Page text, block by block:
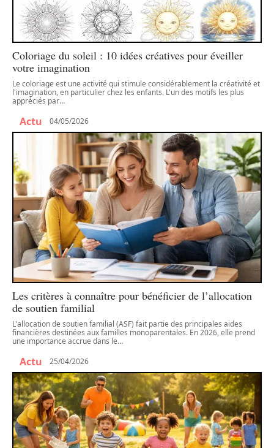
Coloriage du soleil : 10 idées créatives pour éveiller
votre imagination
Le coloriage est une activité qui stimule considérablement la créativité et
l'imagination, en particulier chez les enfants. L'un des motifs les plus
appréciés par…
Actu 04/05/2026
Les critères à connaître pour bénéficier de l’allocation
de soutien familial
L'allocation de soutien familial (ASF) fait partie des principales aides
financières destinées aux familles monoparentales. En 2026, elle prend
une importance accrue dans le…
Actu 25/04/2026